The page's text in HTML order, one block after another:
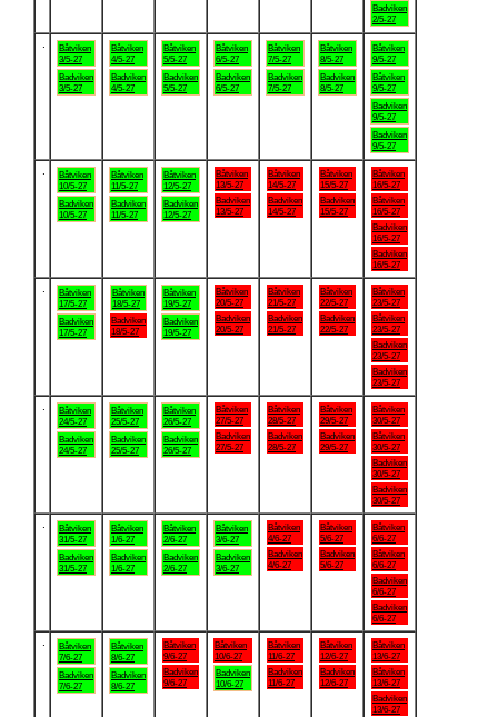
Badviken
2/5-27
Båtviken
3/5-27
Badviken
3/5-27
Båtviken
4/5-27
Badviken
4/5-27
Båtviken
5/5-27
Badviken
5/5-27
Båtviken
6/5-27
Badviken
6/5-27
Båtviken
7/5-27
Badviken
7/5-27
Båtviken
8/5-27
Badviken
8/5-27
Båtviken
9/5-27
Båtviken
9/5-27
Badviken
9/5-27
Badviken
9/5-27
Båtviken
10/5-27
Badviken
10/5-27
Båtviken
11/5-27
Badviken
11/5-27
Båtviken
12/5-27
Badviken
12/5-27
Båtviken
13/5-27
Badviken
13/5-27
Båtviken
14/5-27
Badviken
14/5-27
Båtviken
15/5-27
Badviken
15/5-27
Båtviken
16/5-27
Båtviken
16/5-27
Badviken
16/5-27
Badviken
16/5-27
Båtviken
17/5-27
Badviken
17/5-27
Båtviken
18/5-27
Badviken
18/5-27
Båtviken
19/5-27
Badviken
19/5-27
Båtviken
20/5-27
Badviken
20/5-27
Båtviken
21/5-27
Badviken
21/5-27
Båtviken
22/5-27
Badviken
22/5-27
Båtviken
23/5-27
Båtviken
23/5-27
Badviken
23/5-27
Badviken
23/5-27
Båtviken
24/5-27
Badviken
24/5-27
Båtviken
25/5-27
Badviken
25/5-27
Båtviken
26/5-27
Badviken
26/5-27
Båtviken
27/5-27
Badviken
27/5-27
Båtviken
28/5-27
Badviken
28/5-27
Båtviken
29/5-27
Badviken
29/5-27
Båtviken
30/5-27
Båtviken
30/5-27
Badviken
30/5-27
Badviken
30/5-27
Båtviken
31/5-27
Badviken
31/5-27
Båtviken
1/6-27
Badviken
1/6-27
Båtviken
2/6-27
Badviken
2/6-27
Båtviken
3/6-27
Badviken
3/6-27
Båtviken
4/6-27
Badviken
4/6-27
Båtviken
5/6-27
Badviken
5/6-27
Båtviken
6/6-27
Båtviken
6/6-27
Badviken
6/6-27
Badviken
6/6-27
Båtviken
7/6-27
Badviken
7/6-27
Båtviken
8/6-27
Badviken
8/6-27
Båtviken
9/6-27
Badviken
9/6-27
Båtviken
10/6-27
Badviken
10/6-27
Båtviken
11/6-27
Badviken
11/6-27
Båtviken
12/6-27
Badviken
12/6-27
Båtviken
13/6-27
Båtviken
13/6-27
Badviken
13/6-27